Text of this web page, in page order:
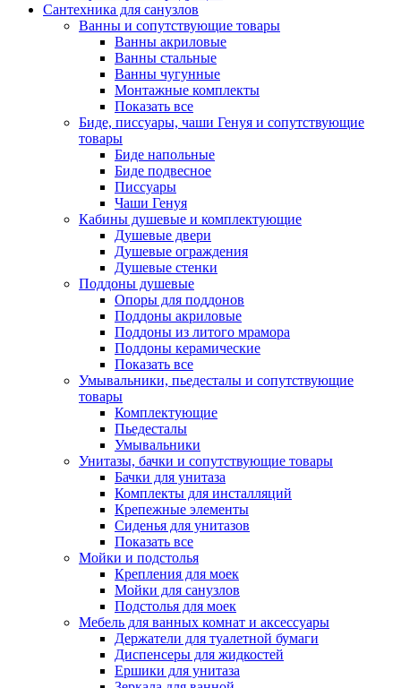
Сантехника для санузлов
Ванны и сопутствующие товары
Ванны акриловые
Ванны стальные
Ванны чугунные
Монтажные комплекты
Показать все
Биде, писсуары, чаши Генуя и сопутствующие
товары
Биде напольные
Биде подвесное
Писсуары
Чаши Генуя
Кабины душевые и комплектующие
Душевые двери
Душевые ограждения
Душевые стенки
Поддоны душевые
Опоры для поддонов
Поддоны акриловые
Поддоны из литого мрамора
Поддоны керамические
Показать все
Умывальники, пьедесталы и сопутствующие
товары
Комплектующие
Пьедесталы
Умывальники
Унитазы, бачки и сопутствующие товары
Бачки для унитаза
Комплекты для инсталляций
Крепежные элементы
Сиденья для унитазов
Показать все
Мойки и подстолья
Крепления для моек
Мойки для санузлов
Подстолья для моек
Мебель для ванных комнат и аксессуары
Держатели для туалетной бумаги
Диспенсеры для жидкостей
Ершики для унитаза